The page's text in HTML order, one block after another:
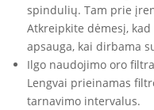
spindulių. Tam prie
Atkreipkite dėmesį,
apsauga, kai dirbama
Ilgo naudojimo oro
Lengvai prieinamas
tarnavimo intervalus.